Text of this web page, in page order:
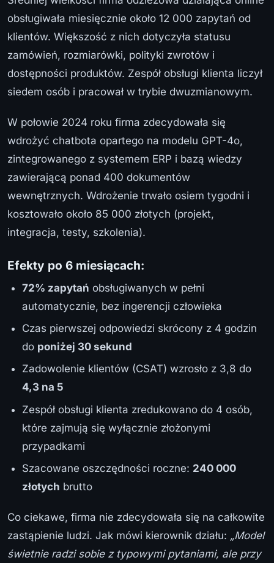
obsługiwała miesięcznie około 12 000 zapytań od
klientów. Większość z nich dotyczyła statusu
zamówień, rozmiarówki, polityki zwrotów i
dostępności produktów. Zespół obsługi klienta liczył
siedem osób i pracował w trybie dwuzmianowym.
W połowie 2024 roku firma zdecydowała się
wdrożyć chatbota opartego na modelu GPT-4o,
zintegrowanego z systemem ERP i bazą wiedzy
zawierającą ponad 400 dokumentów
wewnętrznych. Wdrożenie trwało osiem tygodni i
kosztowało około 85 000 złotych (projekt,
integracja, testy, szkolenia).
Efekty po 6 miesiącach:
72% zapytań obsługiwanych w pełni
automatycznie, bez ingerencji człowieka
Czas pierwszej odpowiedzi skrócony z 4 godzin
do poniżej 30 sekund
Zadowolenie klientów (CSAT) wzrosło z 3,8 do
4,3 na 5
Zespół obsługi klienta zredukowano do 4 osób,
które zajmują się wyłącznie złożonymi
przypadkami
Szacowane oszczędności roczne: 240 000
złotych brutto
Co ciekawe, firma nie zdecydowała się na całkowite
zastąpienie ludzi. Jak mówi kierownik działu: „Model
świetnie radzi sobie z typowymi pytaniami, ale przy